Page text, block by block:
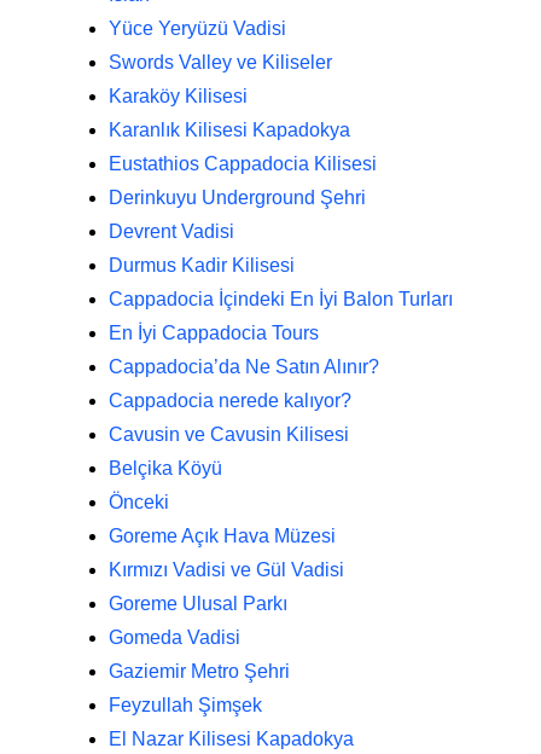
Yüce Yeryüzü Vadisi
Swords Valley ve Kiliseler
Karaköy Kilisesi
Karanlık Kilisesi Kapadokya
Eustathios Cappadocia Kilisesi
Derinkuyu Underground Şehri
Devrent Vadisi
Durmus Kadir Kilisesi
Cappadocia İçindeki En İyi Balon Turları
En İyi Cappadocia Tours
Cappadocia’da Ne Satın Alınır?
Cappadocia nerede kalıyor?
Cavusin ve Cavusin Kilisesi
Belçika Köyü
Önceki
Goreme Açık Hava Müzesi
Kırmızı Vadisi ve Gül Vadisi
Goreme Ulusal Parkı
Gomeda Vadisi
Gaziemir Metro Şehri
Feyzullah Şimşek
El Nazar Kilisesi Kapadokya